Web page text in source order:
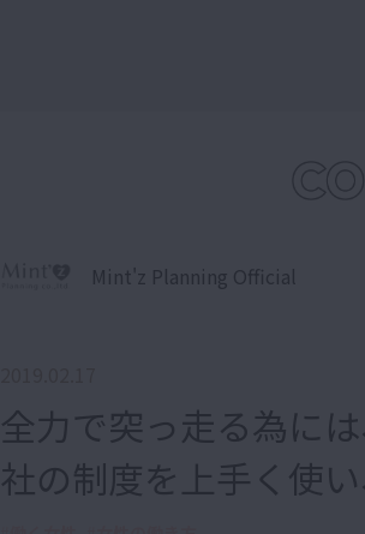
Mint'z Planning Official
全力で突っ走る為に
社の制度を上手く使